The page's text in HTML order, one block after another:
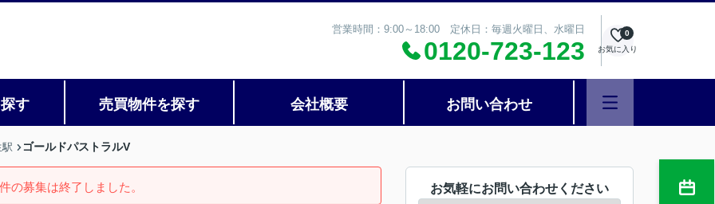
営業時間：9:00～18:00 定休日：毎週火曜日、水曜日
0120-723-123 お気に入り
0
す 売買物件を探す 会社概要 お問い合わせ
駅 ゴールドパストラルV
の募集は終了しました。 お気軽にお問い合わせください